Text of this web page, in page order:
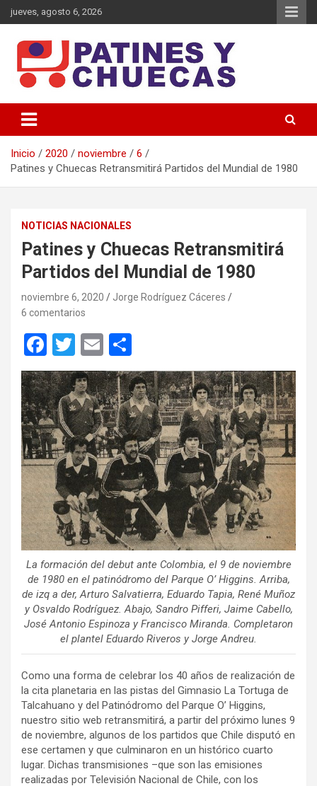
Saltar
al
jueves, agosto 6, 2026
Patines y Chuecas
Inicio 2020 noviembre
6
Patines y Chuecas Retransmitirá Partidos del Mundial de 1980
NOTICIAS NACIONALES
Patines y Chuecas Retransmitirá
Partidos del Mundial de 1980
noviembre 6, 2020
Jorge Rodríguez Cáceres
6 comentarios
F
a
ce
b
o
o
k
T
wi
tt
er
E
m
ail
o
m
p
ar
tir
La formación del debut ante Colombia, el 9 de noviembre
de 1980 en el patinódromo del Parque O’ Higgins. Arriba,
de izq a der, Arturo Salvatierra, Eduardo Tapia, René Muñoz
y Osvaldo Rodríguez. Abajo, Sandro Pifferi, Jaime Cabello,
José Antonio Espinoza y Francisco Miranda. Completaron
el plantel Eduardo Riveros y Jorge Andreu.
Como una forma de celebrar los 40 años de realización de
la cita planetaria en las pistas del Gimnasio La Tortuga de
Talcahuano y del Patinódromo del Parque O’ Higgins,
nuestro sitio web retransmitirá, a partir del próximo lunes 9
de noviembre, algunos de los partidos que Chile disputó en
ese certamen y que culminaron en un histórico cuarto
lugar. Dichas transmisiones –que son las emisiones
realizadas por Televisión Nacional de Chile, con los